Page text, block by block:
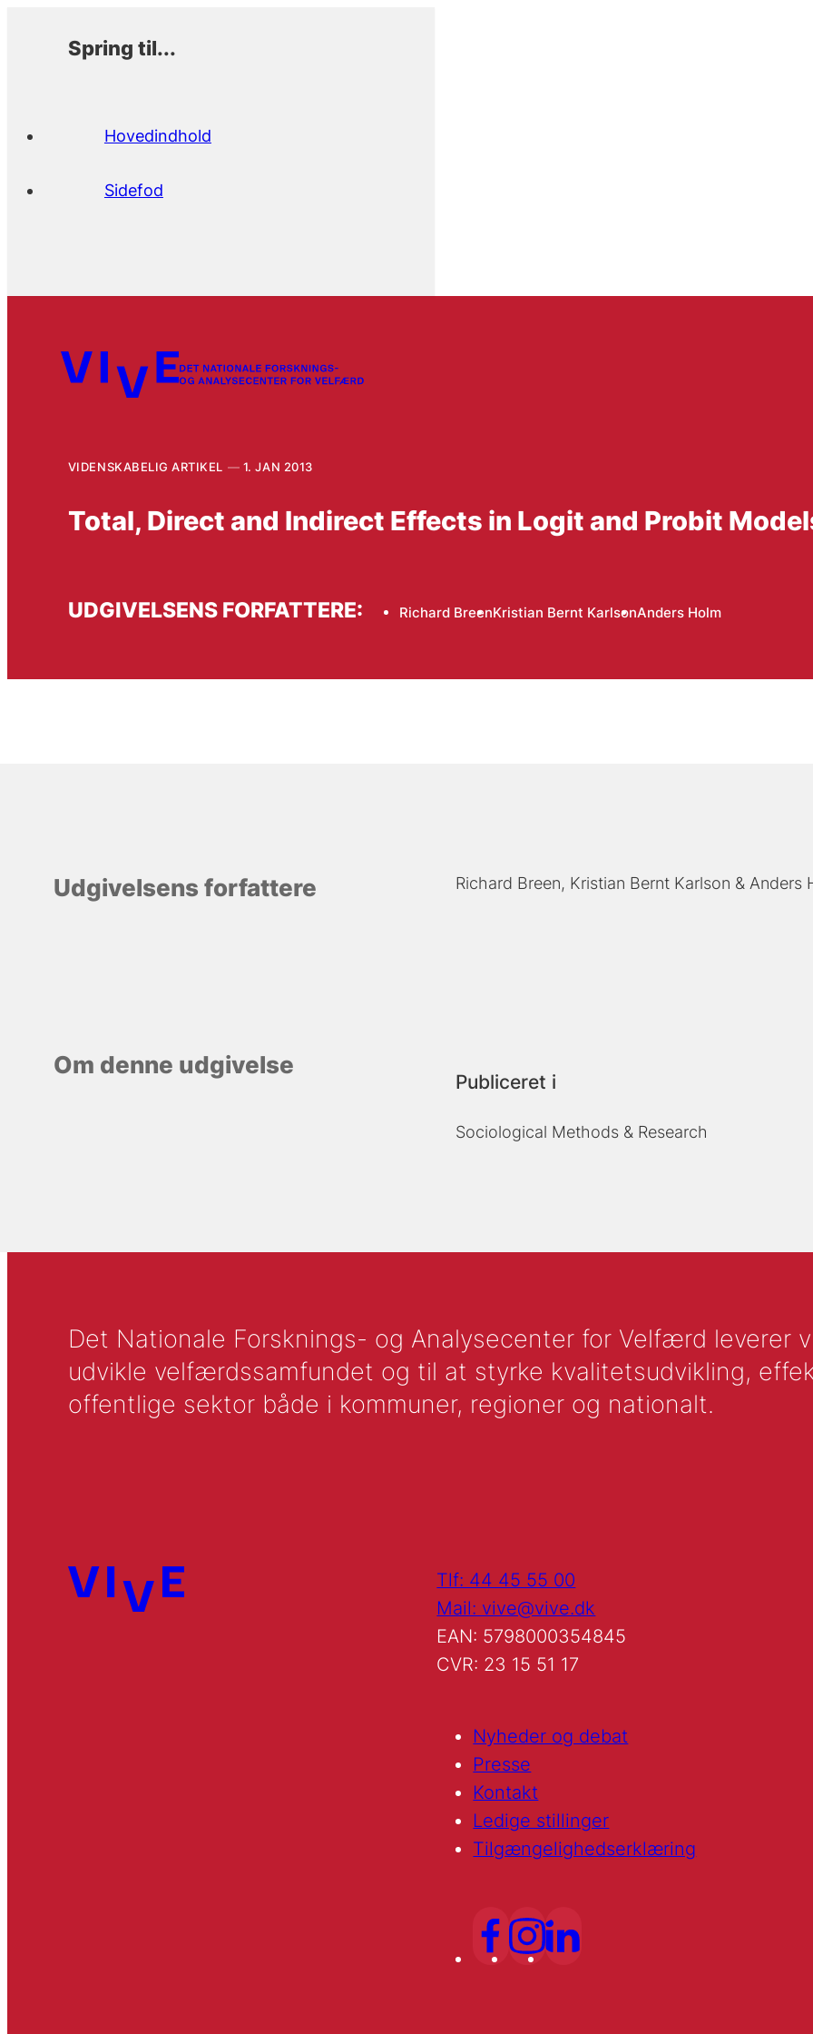
Spring til...
Hovedindhold
Sidefod
VIDENSKABELIG ARTIKEL 1. JAN 2013
Total, Direct and Indirect Effects in Logit and Probit
UDGIVELSENS FORFATTERE: Richard BreenKristian Bernt KarlsonAnders Holm
Udgivelsens forfattere Richard Breen Kristian Bernt Karlson Anders
Om denne udgivelse
Publiceret i
Sociological Methods & Research
Det Nationale Forsknings- og Analysecenter for Velfærd leverer
udvikle velfærdssamfundet og til at styrke kvalitetsudvikling,
offentlige sektor både i kommuner, regioner og nationalt.
Tlf: 44 45 55 00
Mail: vive@vive.dk
EAN: 5798000354845
CVR: 23 15 51 17
Nyheder og debat
Presse
Kontakt
Ledige stillinger
Tilgængelighedserklæring